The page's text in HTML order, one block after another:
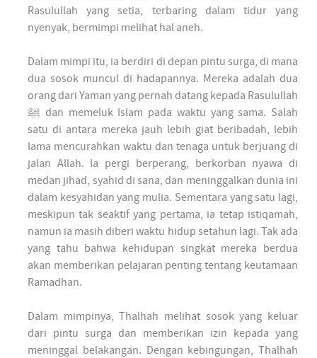
Rasulullah yang setia, terbaring dalam tidur yang
nyenyak, bermimpi melihat hal aneh.
Dalam mimpi itu, ia berdiri di depan pintu surga, di mana
dua sosok muncul di hadapannya. Mereka adalah dua
orang dari Yaman yang pernah datang kepada Rasulullah
ﷺ dan memeluk Islam pada waktu yang sama. Salah
satu di antara mereka jauh lebih giat beribadah, lebih
lama mencurahkan waktu dan tenaga untuk berjuang di
jalan Allah. Ia pergi berperang, berkorban nyawa di
medan jihad, syahid di sana, dan meninggalkan dunia ini
dalam kesyahidan yang mulia. Sementara yang satu lagi,
meskipun tak seaktif yang pertama, ia tetap istiqamah,
namun ia masih diberi waktu hidup setahun lagi. Tak ada
yang tahu bahwa kehidupan singkat mereka berdua
akan memberikan pelajaran penting tentang keutamaan
Ramadhan.
Dalam mimpinya, Thalhah melihat sosok yang keluar
dari pintu surga dan memberikan izin kepada yang
meninggal belakangan. Dengan kebingungan, Thalhah